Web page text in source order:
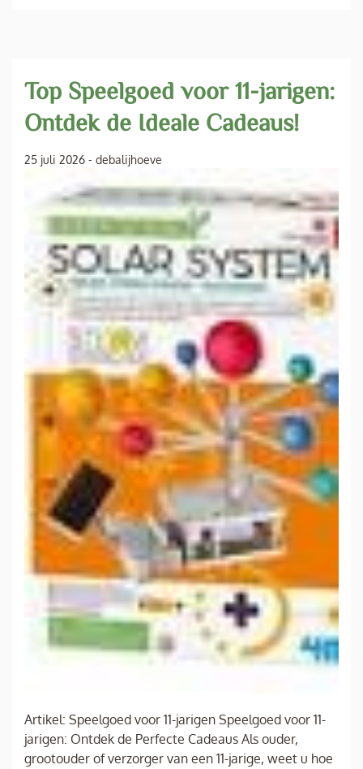
Top Speelgoed voor 11-jarigen:
Ontdek de Ideale Cadeaus!
25 juli 2026 - debalijhoeve
Artikel: Speelgoed voor 11-jarigen Speelgoed voor 11-
jarigen: Ontdek de Perfecte Cadeaus Als ouder,
grootouder of verzorger van een 11-jarige, weet u hoe